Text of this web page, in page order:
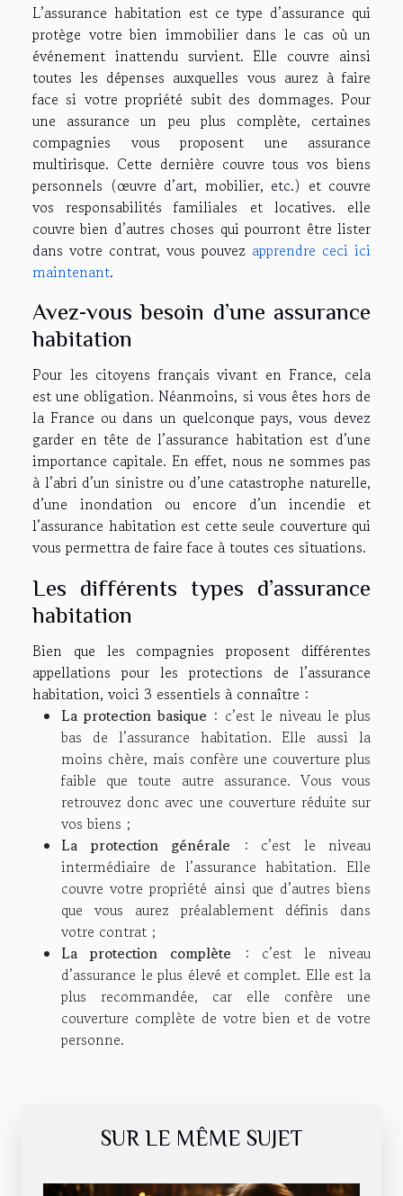
L’assurance habitation est ce type d’assurance qui
protège votre bien immobilier dans le cas où un
événement inattendu survient. Elle couvre ainsi
toutes les dépenses auxquelles vous aurez à faire
face si votre propriété subit des dommages. Pour
une assurance un peu plus complète, certaines
compagnies vous proposent une assurance
multirisque. Cette dernière couvre tous vos biens
personnels (œuvre d’art, mobilier, etc.) et couvre
vos responsabilités familiales et locatives. elle
couvre bien d’autres choses qui pourront être lister
dans votre contrat, vous pouvez apprendre ceci ici
maintenant.
Avez-vous besoin d’une assurance
habitation
Pour les citoyens français vivant en France, cela
est une obligation. Néanmoins, si vous êtes hors de
la France ou dans un quelconque pays, vous devez
garder en tête de l’assurance habitation est d’une
importance capitale. En effet, nous ne sommes pas
à l’abri d’un sinistre ou d’une catastrophe naturelle,
d’une inondation ou encore d’un incendie et
l’assurance habitation est cette seule couverture qui
vous permettra de faire face à toutes ces situations.
Les différents types d’assurance
habitation
Bien que les compagnies proposent différentes
appellations pour les protections de l’assurance
habitation, voici 3 essentiels à connaître :
La protection basique : c’est le niveau le plus
bas de l’assurance habitation. Elle aussi la
moins chère, mais confère une couverture plus
faible que toute autre assurance. Vous vous
retrouvez donc avec une couverture réduite sur
vos biens ;
La protection générale : c’est le niveau
intermédiaire de l’assurance habitation. Elle
couvre votre propriété ainsi que d’autres biens
que vous aurez préalablement définis dans
votre contrat ;
La protection complète : c’est le niveau
d’assurance le plus élevé et complet. Elle est la
plus recommandée, car elle confère une
couverture complète de votre bien et de votre
personne.
SUR LE MÊME SUJET